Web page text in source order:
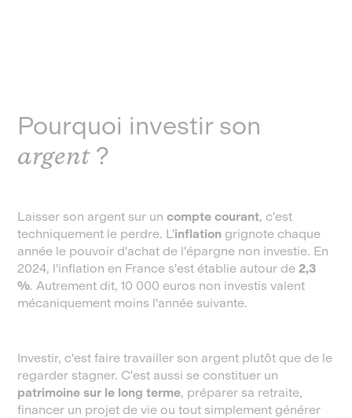
Pourquoi investir son
argent?
Laisser son argent sur uncompte courant, c'est
techniquement le perdre. L'inflation grignote chaque
année le pouvoir d'achat de l'épargne non investie. En
2024, l'inflation en France s'est établie autour de2,3
%. Autrement dit, 10 000 euros non investis valent
mécaniquement moins l'année suivante.
Investir, c'est faire travailler son argent plutôt que de le
regarder stagner. C'est aussi se constituer un
patrimoine sur le long terme, préparer sa retraite,
financer un projet de vie ou tout simplement générer